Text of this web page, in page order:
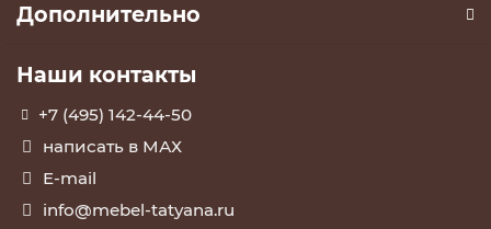
Дополнительно
Наши контакты
+7 (495) 142-44-50
написать в МАХ
E-mail
info@mebel-tatyana.ru